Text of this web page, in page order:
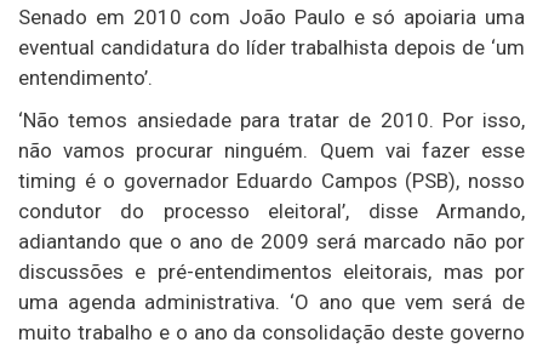
Senado em 2010 com João Paulo e só apoiaria uma
eventual candidatura do líder trabalhista depois de ‘um
entendimento’.
‘Não temos ansiedade para tratar de 2010. Por isso,
não vamos procurar ninguém. Quem vai fazer esse
timing é o governador Eduardo Campos (PSB), nosso
condutor do processo eleitoral’, disse Armando,
adiantando que o ano de 2009 será marcado não por
discussões e pré-entendimentos eleitorais, mas por
uma agenda administrativa. ‘O ano que vem será de
muito trabalho e o ano da consolidação deste governo